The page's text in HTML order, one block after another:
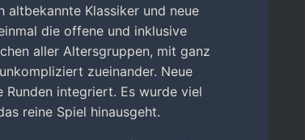
altbekannte Klassiker und neue
die offene und inklusive
aller Altersgruppen, mit ganz
zueinander. Neue
integriert. Es wurde viel
reine Spiel hinausgeht.